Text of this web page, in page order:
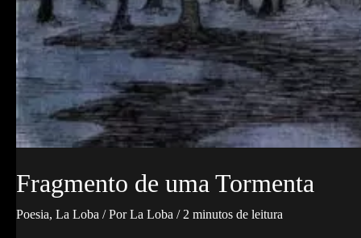
Fragmento de uma Tormenta
Poesia, La Loba / PorLa Loba /2 minutos de leitura